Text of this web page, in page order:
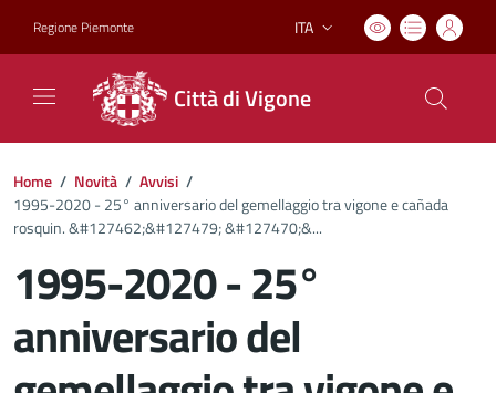
Regione Piemonte Lingua attiva:
ITA
Città di Vigone
Home / Novità / Avvisi /
1995-2020 - 25° anniversario del gemellaggio tra vigone e cañada
rosquin. &#127462;&#127479; &#127470;&...
1995-2020 - 25°
anniversario del